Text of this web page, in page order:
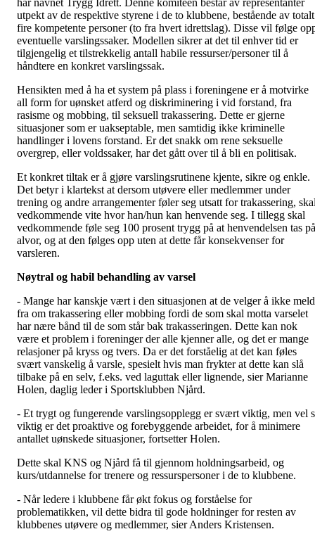
utpekt av de respektive styrene i de to klubbene, bestående av totalt
fire kompetente personer (to fra hvert idrettslag). Disse vil følge
eventuelle varslingssaker. Modellen sikrer at det til enhver tid er
tilgjengelig et tilstrekkelig antall habile ressurser/personer til å
håndtere en konkret varslingssak.
Hensikten med å ha et system på plass i foreningene er å motvirke
all form for uønsket atferd og diskriminering i vid forstand, fra
rasisme og mobbing, til seksuell trakassering. Dette er gjerne
situasjoner som er uakseptable, men samtidig ikke kriminelle
handlinger i lovens forstand. Er det snakk om rene seksuelle
overgrep, eller voldssaker, har det gått over til å bli en politisak.
Et konkret tiltak er å gjøre varslingsrutinene kjente, sikre og enkle.
Det betyr i klartekst at dersom utøvere eller medlemmer under
trening og andre arrangementer føler seg utsatt for trakassering,
vedkommende vite hvor han/hun kan henvende seg. I tillegg skal
vedkommende føle seg 100 prosent trygg på at henvendelsen tas på
alvor, og at den følges opp uten at dette får konsekvenser for
varsleren.
Nøytral og habil behandling av varsel
- Mange har kanskje vært i den situasjonen at de velger å ikke
fra om trakassering eller mobbing fordi de som skal motta varselet
har nære bånd til de som står bak trakasseringen. Dette kan nok
være et problem i foreninger der alle kjenner alle, og det er mange
relasjoner på kryss og tvers. Da er det forståelig at det kan føles
svært vanskelig å varsle, spesielt hvis man frykter at dette kan slå
tilbake på en selv, f.eks. ved laguttak eller lignende, sier Marianne
Holen, daglig leder i Sportsklubben Njård.
- Et trygt og fungerende varslingsopplegg er svært viktig, men vel
viktig er det proaktive og forebyggende arbeidet, for å minimere
antallet uønskede situasjoner, fortsetter Holen.
Dette skal KNS og Njård få til gjennom holdningsarbeid, og
kurs/utdannelse for trenere og ressurspersoner i de to klubbene.
- Når ledere i klubbene får økt fokus og forståelse for
problematikken, vil dette bidra til gode holdninger for resten av
klubbenes utøvere og medlemmer, sier Anders Kristensen.